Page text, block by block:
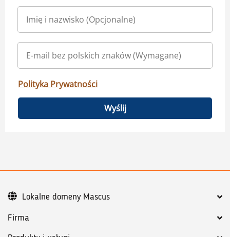
Polityka Prywatności
Wyślij
Firma
Lokalne domeny Mascus